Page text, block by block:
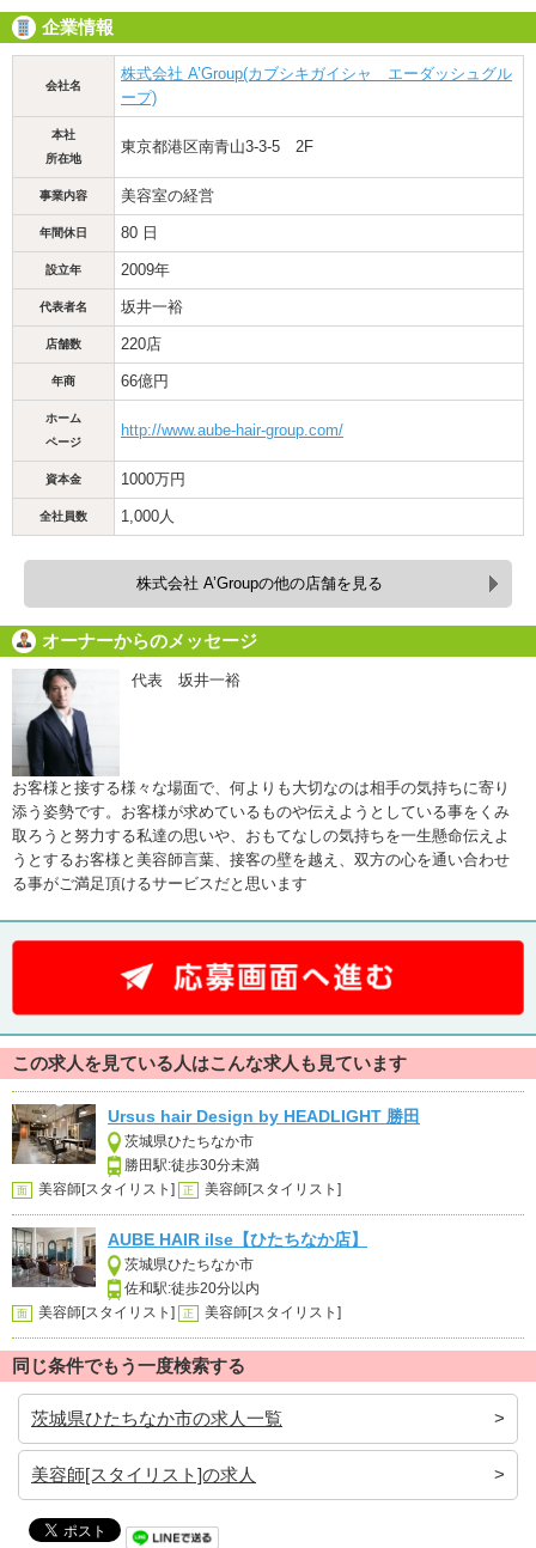
企業情報
会社名
株式会社 A’Group(カブシキガイシャ エーダッシュグル
ープ)
本社
所在地
東京都港区南青山3-3-5 2F
事業内容 美容室の経営
年間休日 80 日
設立年 2009年
代表者名 坂井一裕
店舗数 220店
年商 66億円
ホーム
ページ
http://www.aube-hair-group.com/
資本金 1000万円
全社員数 1,000人
株式会社 A’Groupの他の店舗を見る
オーナーからのメッセージ
代表 坂井一裕
お客様と接する様々な場面で、何よりも大切なのは相手の気持ちに寄り
添う姿勢です。お客様が求めているものや伝えようとしている事をくみ
取ろうと努力する私達の思いや、おもてなしの気持ちを一生懸命伝えよ
うとするお客様と美容師言葉、接客の壁を越え、双方の心を通い合わせ
る事がご満足頂けるサービスだと思います
この求人を見ている人はこんな求人も見ています
Ursus hair Design by HEADLIGHT 勝田
茨城県ひたちなか市
勝田駅:徒歩30分未満
面 美容師[スタイリスト] 正 美容師[スタイリスト]
AUBE HAIR ilse【ひたちなか店】
茨城県ひたちなか市
佐和駅:徒歩20分以内
面 美容師[スタイリスト] 正 美容師[スタイリスト]
同じ条件でもう一度検索する
茨城県ひたちなか市の求人一覧
美容師[スタイリスト]の求人